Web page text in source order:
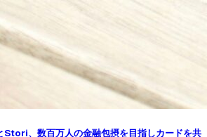
、数百万人の金融包摂を目指しカードを共